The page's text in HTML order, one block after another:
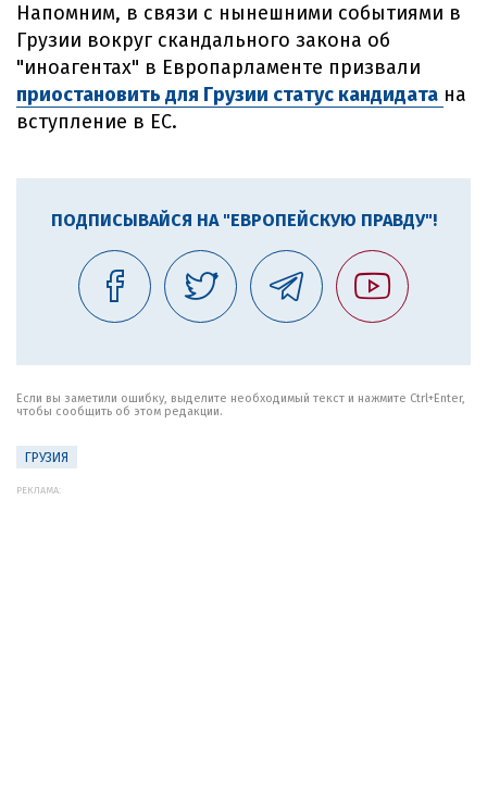
Напомним, в связи с нынешними событиями в
Грузии вокруг скандального закона об
"иноагентах" в Европарламенте призвали
приостановить для Грузии статус кандидата на
вступление в ЕС.
ПОДПИСЫВАЙСЯ НА "ЕВРОПЕЙСКУЮ ПРАВДУ"!
Если вы заметили ошибку, выделите необходимый текст и нажмите Ctrl+Enter,
чтобы сообщить об этом редакции.
ГРУЗИЯ
РЕКЛАМА: